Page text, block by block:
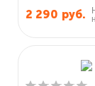
2 290 руб.